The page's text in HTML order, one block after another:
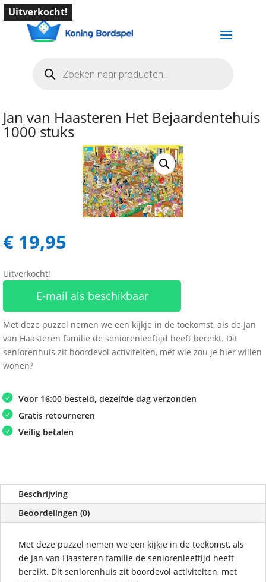
zoeken
Uitverkocht!
Jan van Haasteren Het Bejaardentehuis
1000 stuks
€ 19,95
Uitverkocht!
E-mail als beschikbaar
Met deze puzzel nemen we een kijkje in de toekomst, als de Jan
van Haasteren familie de seniorenleeftijd heeft bereikt. Dit
seniorenhuis zit boordevol activiteiten, met wie zou je hier willen
wonen?
Voor 16:00 besteld, dezelfde dag verzonden
Gratis retourneren
Veilig betalen
Beschrijving
Beoordelingen (0)
Met deze puzzel nemen we een kijkje in de toekomst, als
de Jan van Haasteren familie de seniorenleeftijd heeft
bereikt. Dit seniorenhuis zit boordevol activiteiten, met